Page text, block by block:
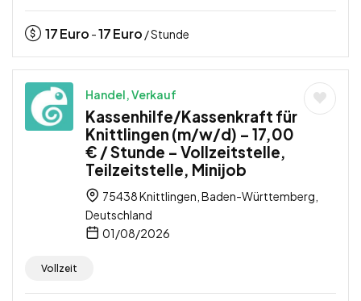
17Euro -17Euro / Stunde
Handel, Verkauf
Kassenhilfe/Kassenkraft für
Knittlingen (m/w/d) – 17,00
€ / Stunde – Vollzeitstelle,
Teilzeitstelle, Minijob
75438 Knittlingen, Baden-Württemberg,
Deutschland
01/08/2026
Vollzeit